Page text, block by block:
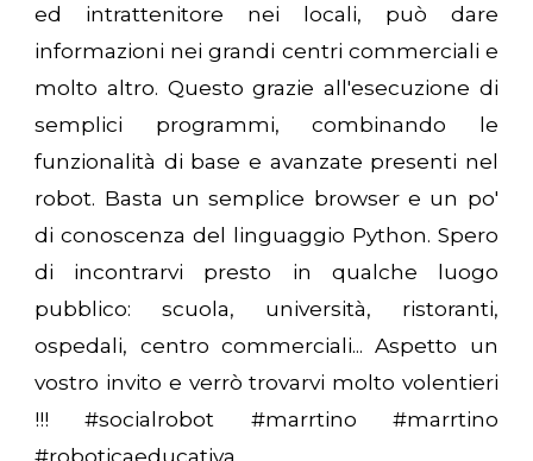
ed intrattenitore nei locali, può dare
informazioni nei grandi centri commerciali e
molto altro. Questo grazie all'esecuzione di
semplici programmi, combinando le
funzionalità di base e avanzate presenti nel
robot. Basta un semplice browser e un po'
di conoscenza del linguaggio Python. Spero
di incontrarvi presto in qualche luogo
pubblico: scuola, università, ristoranti,
ospedali, centro commerciali... Aspetto un
vostro invito e verrò trovarvi molto volentieri
!!! #socialrobot #marrtino #marrtino